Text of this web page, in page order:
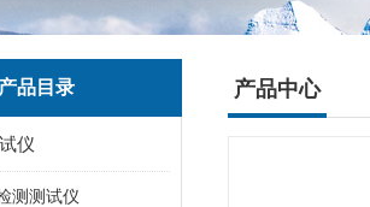
产品目录
仪
测测试仪
产品中心